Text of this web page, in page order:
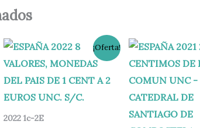
¡Oferta!
2022 1c-2E
El
precio
original
era:
8,95 €.
El
precio
actual
es:
7,95 €.
El
precio
original
era:
1,80 €.
El
es:
0,80